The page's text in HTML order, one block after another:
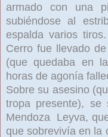
armado con una
subiéndose al
espalda varios
Cerro fue llevado
(que quedaba en
horas de agonía
Sobre su asesino
tropa presente), se
Mendoza Leyva,
que sobrevivía en la